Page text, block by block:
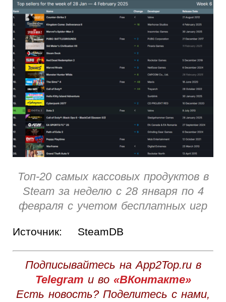
Топ-20 самых кассовых продуктов в
Steam за неделю с 28 января по 4
февраля с учетом бесплатных игр
Источник: SteamDB
Подписывайтесь на App2Top.ru в
Telegram и во «ВКонтакте»
Есть новость? Поделитесь с нами,